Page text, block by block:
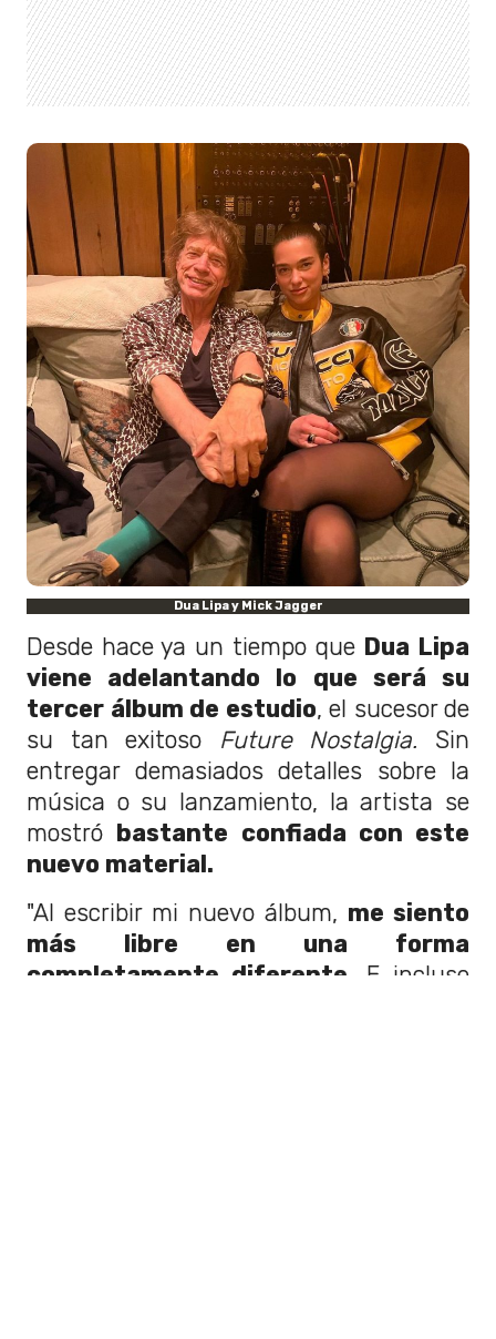
Dua Lipa y Mick Jagger
Desde hace ya un tiempo que Dua Lipa
viene adelantando lo que será su
tercer álbum de estudio, el sucesor de
su tan exitoso Future Nostalgia. Sin
entregar demasiados detalles sobre la
música o su lanzamiento, la artista se
mostró
bastante confiada con este
nuevo material.
"Al escribir mi nuevo álbum, me siento
más libre en una forma
completamente diferente.
E incluso